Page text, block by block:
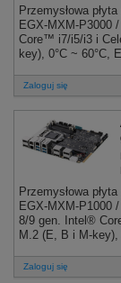
Przemysłowa
EGX-MXM-P3000
Core™ i7/i5/i3 i
key), 0°C ~ 60°C,
Zaloguj się
Przemysłowa
EGX-MXM-P1000
8/9 gen. Intel®
M.2 (E, B i M-key),
Zaloguj się